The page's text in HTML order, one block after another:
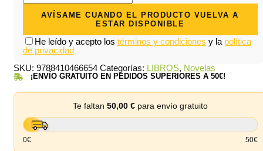
He leído y acepto los términos y condiciones y la política
de privacidad
SKU: 9788410466654 Categorías: LIBROS, Novelas
¡ENVÍO GRATUITO EN PEDIDOS SUPERIORES A 50€!
Te faltan 50,00 €para envío gratuito
0€ 50€